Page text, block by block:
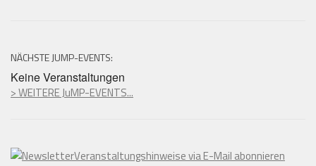
NÄCHSTE JUMP-EVENTS:
Keine Veranstaltungen
> WEITERE JuMP-EVENTS...
Veranstaltungshinweise via E-Mail abonnieren